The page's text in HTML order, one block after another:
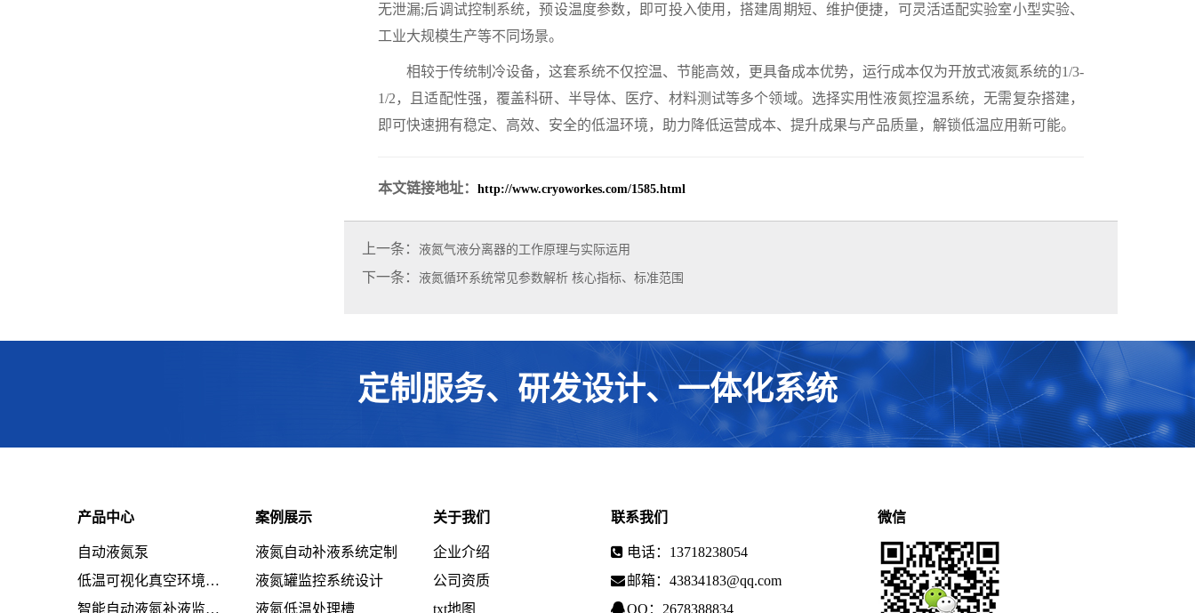
无泄漏;后调试控制系统，预设温度参数，即可投入使用，搭建周期短、维护便捷，可灵活适配实验室小型实验、
工业大规模生产等不同场景。
相较于传统制冷设备，这套系统不仅控温、节能高效，更具备成本优势，运行成本仅为开放式液氮系统的1/3-
1/2，且适配性强，覆盖科研、半导体、医疗、材料测试等多个领域。选择实用性液氮控温系统，无需复杂搭建，
即可快速拥有稳定、高效、安全的低温环境，助力降低运营成本、提升成果与产品质量，解锁低温应用新可能。
本文链接地址： http://www.cryoworkes.com/1585.html
上一条： 液氮气液分离器的工作原理与实际运用
下一条： 液氮循环系统常见参数解析 核心指标、标准范围
定制服务、研发设计、一体化系统
产品中心
自动液氮泵
低温可视化真空环境系统设备
智能自动液氮补液监控系统设备
案例展示
液氮自动补液系统定制
液氮罐监控系统设计
液氮低温处理槽
关于我们
企业介绍
公司资质
txt地图
联系我们
电话：13718238054
邮箱：43834183@qq.com
QQ：2678388834
微信